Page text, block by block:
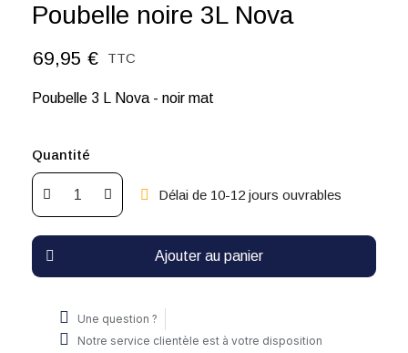
Poubelle noire 3L Nova
69,95 € TTC
Poubelle 3 L Nova - noir mat
Quantité
Délai de 10-12 jours ouvrables
Ajouter au panier
Une question ?
Notre service clientèle est à votre disposition